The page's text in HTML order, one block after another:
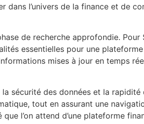
l’univers de la finance et de
de recherche approfondie.
essentielles pour une
mises à jour en temps
des données et la rapidité
tout en assurant une
l’on attend d’une plateforme